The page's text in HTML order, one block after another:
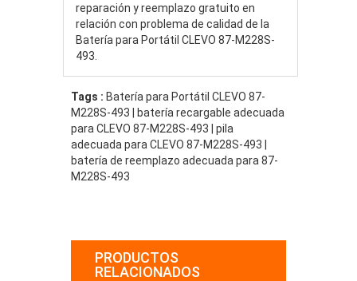
reparación y reemplazo gratuito en
relación con problema de calidad de la
Batería para Portátil CLEVO 87-M228S-
493.
Tags : Batería para Portátil CLEVO 87-
M228S-493 | batería recargable adecuada
para CLEVO 87-M228S-493 | pila
adecuada para CLEVO 87-M228S-493 |
batería de reemplazo adecuada para 87-
M228S-493
PRODUCTOS
RELACIONADOS